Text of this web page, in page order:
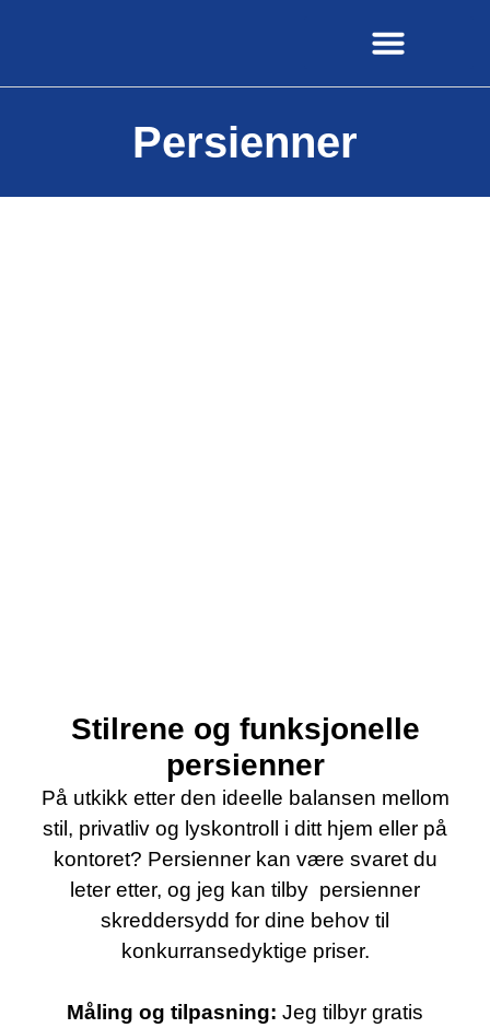
Persienner
Stilrene og funksjonelle
persienner
På utkikk etter den ideelle balansen mellom
stil, privatliv og lyskontroll i ditt hjem eller på
kontoret? Persienner kan være svaret du
leter etter, og jeg kan tilby persienner
skreddersydd for dine behov til
konkurransedyktige priser.
Måling og tilpasning: Jeg tilbyr gratis